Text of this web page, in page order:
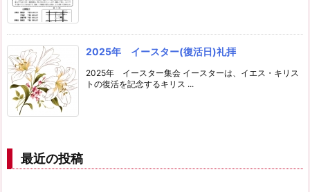
2025年 イースター(復活日)礼拝
2025年 イースター集会 イースターは、イエス・キリス
トの復活を記念するキリス ...
最近の投稿